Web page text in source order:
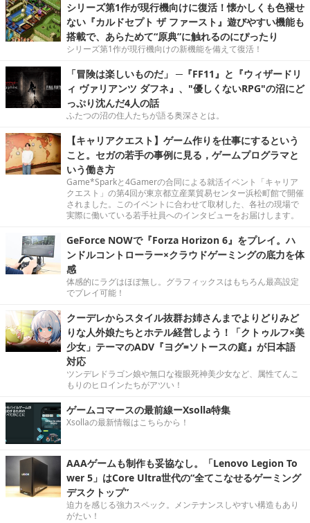
シリーズ第1作が現行機向けに復活！懐かしくも色褪せ
ない『カルドセプト ザ ファースト』遊びやすい機能も
搭載で、あらためて“原典”に触れるのにぴったり
シリーズ第1作が現行機向けの新機能を備えて復活！
「冒険は楽しいものだ」 ─『FF11』と『ウィザードリ
ィ ヴァリアンツ ダフネ』、"優しくないRPG"の沼にど
っぷり沈んだ4人の話
ふたつの沼の住人たちが語る奥深さとは。
【キャリアクエスト】ゲーム作りを仕事にするという
こと。セガの若手の事例に見る，ゲームプログラマと
いう働き方
Game*Sparkと4Gamerの合同による就活イベント「キャリア
クエスト」の第4回が東京都立産業貿易センター浜松町館で開催
されました。このイベントに合わせて取材した、各社の現場で
実際に働いている若手社員へのインタビューをお届けします。
GeForce NOWで『Forza Horizon 6』をプレイ。ハ
ンドルコントローラー×クラウドゲーミングの底力を体
感
体感的にラグはほぼ無し。グラフィックスはもちろん最高設定
でプレイ可能！
クーデレからスタイル抜群お姉さんまでよりどりみど
りな人外娘たちとホテル経営しよう！「クトゥルフ×美
少女」テーマのADV『ヨグ=ソトースの庭』が日本語
対応
ツンデレドラゴン娘や無口な複眼死神美少女など、属性てんこ
もりのヒロインたちがアツい！
ゲームコマースの最前線ーXsolla特集
Xsollaの最新情報はこちらから！
AAAゲームも制作も妥協なし。「Lenovo Legion To
wer 5」はCore Ultra世代の“全てこなせるゲーミング
デスクトップ”
迫力を感じる強力スペック。メンテナンスしやすい構造もあり
がたい！